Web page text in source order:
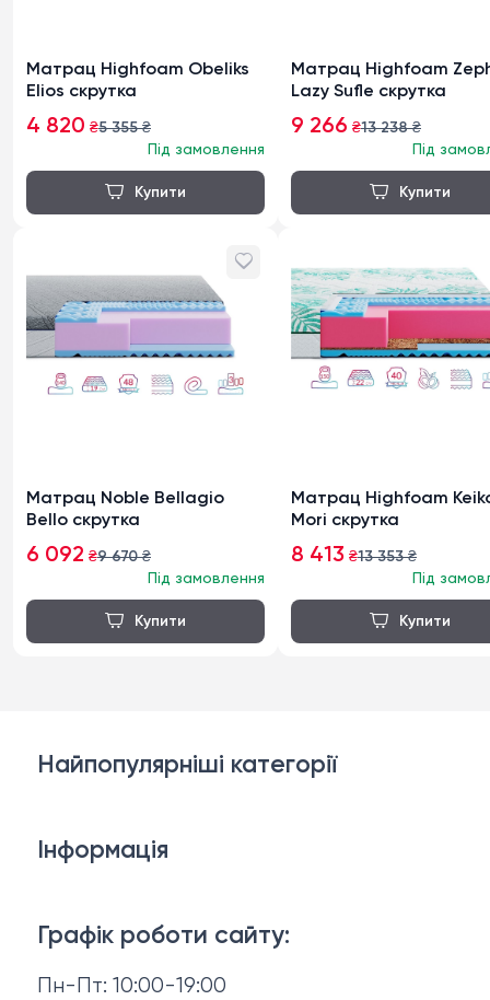
Матрац Highfoam Obeliks
Elios скрутка
4 820 ₴5 355₴
Під замовлення
Матрац Highfoam
Lazy Sufle скрутка
9 266 ₴13 238₴
Під
Матрац Noble Bellagio
Bello скрутка
6 092 ₴9 670₴
Під замовлення
Матрац Highfoam
Mori скрутка
8 413 ₴13 353₴
Під
Графік роботи сайту:
Пн-Пт: 10:00-19:00
Найпопулярніші категорії
Матраци
Аксесуари для сну
Інформація